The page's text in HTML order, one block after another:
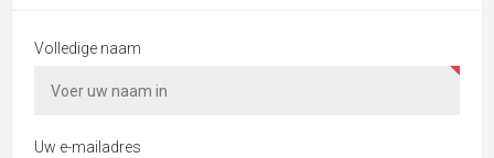
Volledige naam
Uw e-mailadres